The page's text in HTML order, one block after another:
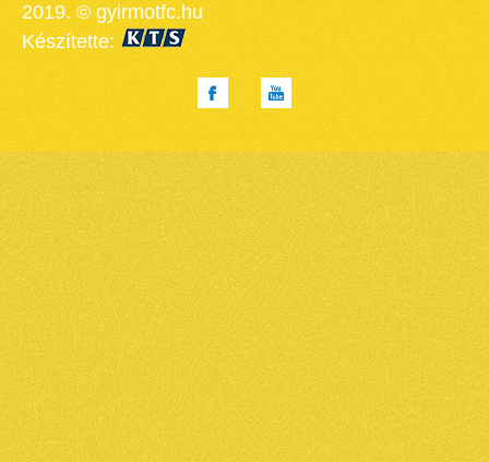
2019. © gyirmotfc.hu
Készítette: